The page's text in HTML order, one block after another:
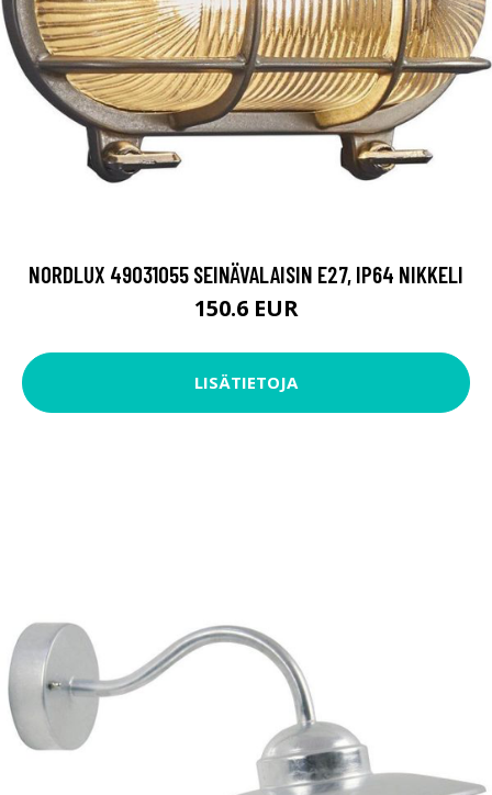
NORDLUX 49031055 SEINÄVALAISIN E27, IP64 NIKKELI
150.6 EUR
LISÄTIETOJA